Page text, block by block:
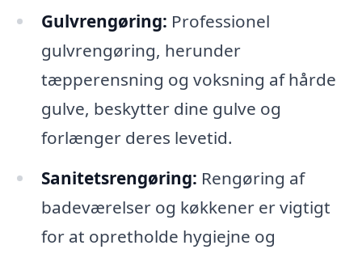
Gulvrengøring: Professionel
gulvrengøring, herunder
tæpperensning og voksning af hårde
gulve, beskytter dine gulve og
forlænger deres levetid.
Sanitetsrengøring: Rengøring af
badeværelser og køkkener er vigtigt
for at opretholde hygiejne og